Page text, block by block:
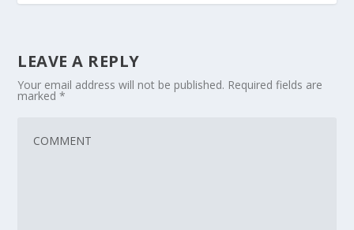
LEAVE A REPLY
Your email address will not be published. Required fields are
marked*